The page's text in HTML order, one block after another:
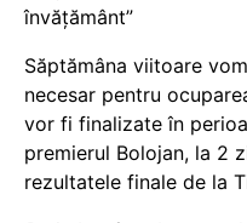
învățământ”
Săptămâna viitoare
necesar pentru
vor fi finalizate în
premierul Bolojan, la 2
rezultatele finale de la